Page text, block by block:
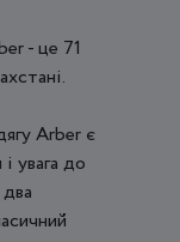
- це 71
Arber є
увага до